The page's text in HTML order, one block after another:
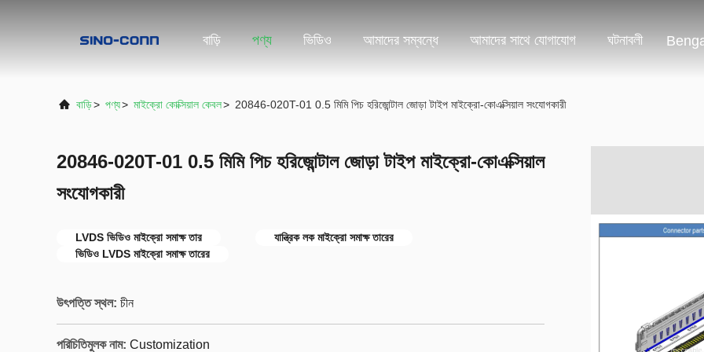
বাড়ি পণ্য ভিডিও আমাদের সম্বন্ধে আমাদের সাথে যোগাযোগ ঘটনাবলী
বাড়ি> পণ্য> মাইক্রো কোক্সিয়াল কেবল> 20846-020T-01 0.5 মিমি পিচ হরিজোন্টাল জোড়া টাইপ মাইক্রো-কোএক্সিয়াল সংযোগকারী
20846-020T-01 0.5 মিমি পিচ হরিজোন্টাল জোড়া টাইপ মাইক্রো-কোএক্সিয়াল
সংযোগকারী
LVDS ভিডিও মাইক্রো সমাক্ষ তার
যান্ত্রিক লক মাইক্রো সমাক্ষ তারের
ভিডিও LVDS মাইক্রো সমাক্ষ তারের
উৎপত্তি স্থল: চীন
পরিচিতিমুলক নাম: Customization